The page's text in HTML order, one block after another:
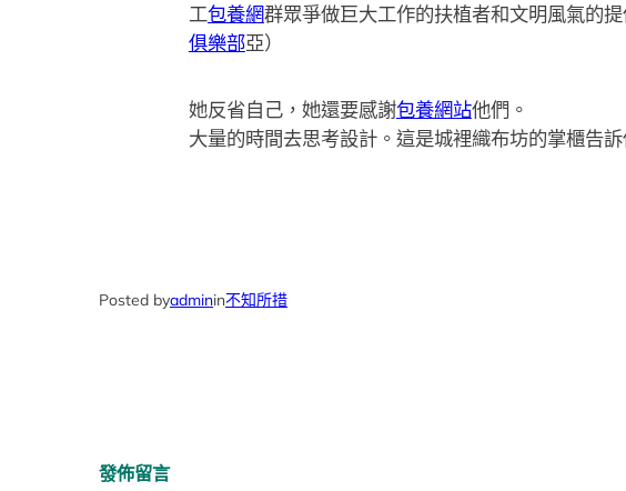
工包養網群眾爭做巨大工作的扶植者和文明風氣的
俱樂部亞）
她反省自己，她還要感謝包養網站他們。
大量的時間去思考設計。這是城裡織布坊的掌櫃告
Posted byadminin不知所措
發佈留言